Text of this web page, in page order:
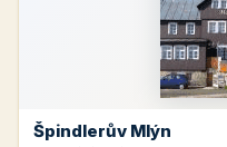
Špindlerův Mlýn